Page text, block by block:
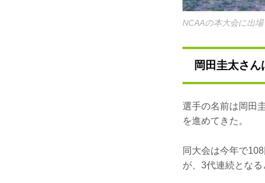
NCAAの本大会に出
岡田圭太さ
選手の名前は岡田
を進めてきた。
同大会は今年で
が、3代連続となる